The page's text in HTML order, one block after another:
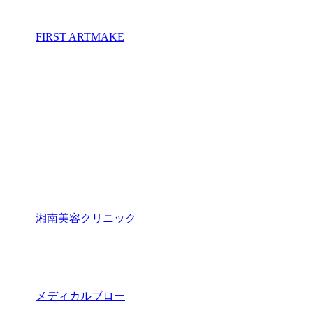
FIRST ARTMAKE
湘南美容クリニック
メディカルブロー